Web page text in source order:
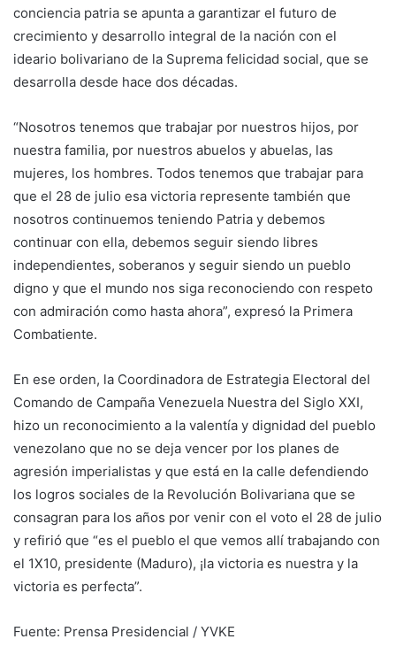
conciencia patria se apunta a garantizar el futuro de
crecimiento y desarrollo integral de la nación con el
ideario bolivariano de la Suprema felicidad social, que se
desarrolla desde hace dos décadas.
“Nosotros tenemos que trabajar por nuestros hijos, por
nuestra familia, por nuestros abuelos y abuelas, las
mujeres, los hombres. Todos tenemos que trabajar para
que el 28 de julio esa victoria represente también que
nosotros continuemos teniendo Patria y debemos
continuar con ella, debemos seguir siendo libres
independientes, soberanos y seguir siendo un pueblo
digno y que el mundo nos siga reconociendo con respeto
con admiración como hasta ahora”, expresó la Primera
Combatiente.
En ese orden, la Coordinadora de Estrategia Electoral del
Comando de Campaña Venezuela Nuestra del Siglo XXI,
hizo un reconocimiento a la valentía y dignidad del pueblo
venezolano que no se deja vencer por los planes de
agresión imperialistas y que está en la calle defendiendo
los logros sociales de la Revolución Bolivariana que se
consagran para los años por venir con el voto el 28 de julio
y refirió que “es el pueblo el que vemos allí trabajando con
el 1X10, presidente (Maduro), ¡la victoria es nuestra y la
victoria es perfecta”.
Fuente: Prensa Presidencial / YVKE